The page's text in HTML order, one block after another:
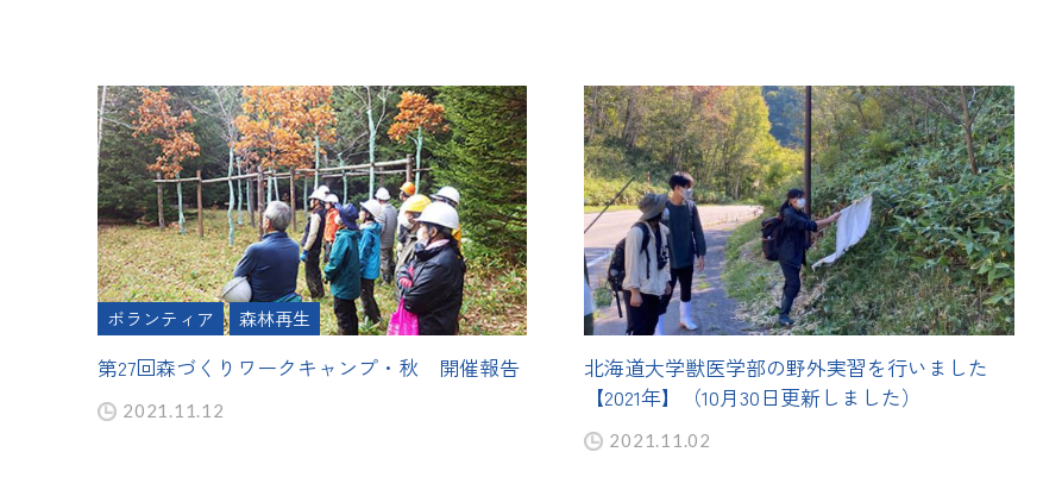
ボランティア 森林再生
第27回森づくりワークキャンプ・秋 開催報告
2021.11.12
北海道大学獣医学部の野外実習を行いました
【2021年】（10月30日更新しました）
2021.11.02